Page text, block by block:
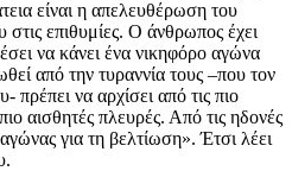
είναι η απελευθέρωση του
επιθυμίες. Ο άνθρωπος έχει
να κάνει ένα νικηφόρο αγώνα
από την τυραννία τους –που τον
πρέπει να αρχίσει από τις πιο
πιο αισθητές πλευρές. Από τις ηδονές
για τη βελτίωση». Έτσι λέει